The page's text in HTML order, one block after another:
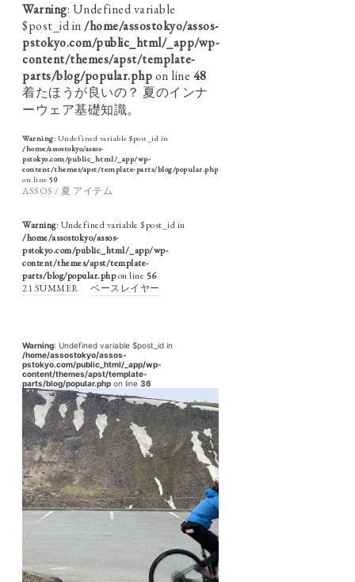
Warning: Undefined variable
$post_id in/home/assostokyo/assos-
pstokyo.com/public_html/_app/wp-
content/themes/apst/template-
parts/blog/popular.phpon line 48
着たほうが良いの？ 夏のインナ
ーウェア基礎知識。
Warning: Undefined variable $post_id in
/home/assostokyo/assos-
pstokyo.com/public_html/_app/wp-
content/themes/apst/template-parts/blog/popular.php
on line 50
ASSOS / 夏 アイテム
Warning: Undefined variable $post_id in
/home/assostokyo/assos-
pstokyo.com/public_html/_app/wp-
content/themes/apst/template-
parts/blog/popular.phpon line 56
21 SUMMER
ベースレイヤー
Warning: Undefined variable $post_id in
/home/assostokyo/assos-
pstokyo.com/public_html/_app/wp-
content/themes/apst/template-
parts/blog/popular.php on line 36